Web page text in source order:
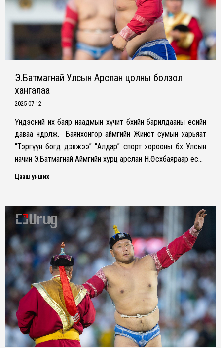
Э.Батмагнай Улсын Арслан цолны болзол
хангалаа
2025-07-12
Үндэсний их баяр наадмын хүчит бөхийн барилдааны есийн
даваа өндөрлөж. Баянхонгор аймгийн Жинст сумын харьяат
“Тэргүүн богд дэвжээ” “Алдар” спорт хорооны бөх Улсын
начин Э.Батмагнай Аймгийн хурц арслан Н.Өсөхбаяраар ес…
Цааш унших